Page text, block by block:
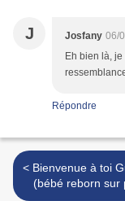
J Josfany 06/
Eh bien là,
Répondre
< Bienvenue à toi Guillaume
(bébé reborn sur